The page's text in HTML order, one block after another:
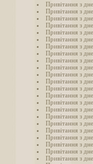
Привітання з
Привітання з
Привітання з
Привітання з
Привітання з
Привітання з
Привітання з
Привітання з
Привітання з
Привітання з
Привітання з
Привітання з
Привітання з
Привітання з
Привітання з
Привітання з
Привітання з
Привітання з
Привітання з
Привітання з
Привітання з
Привітання з
Привітання з